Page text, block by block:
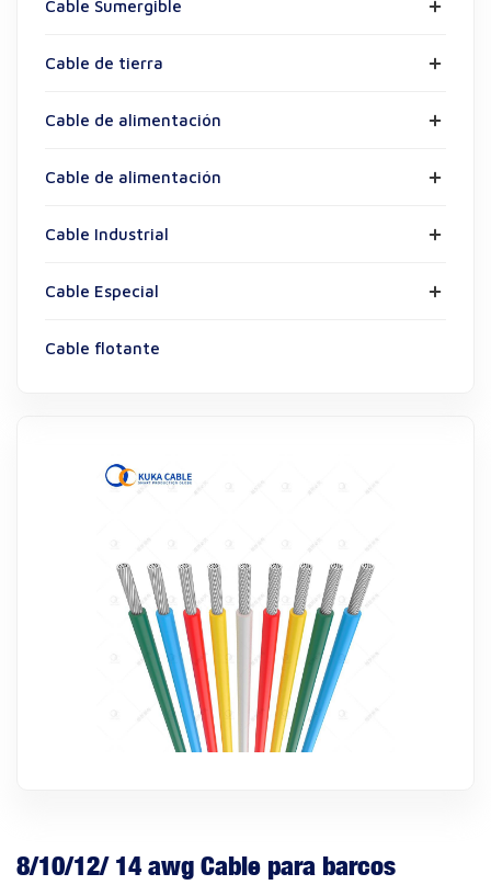
Cable Sumergible
Cable de tierra
Cable de alimentación
Cable de alimentación
Cable Industrial
Cable Especial
Cable flotante
8/10/12/ 14 awg Cable para barcos